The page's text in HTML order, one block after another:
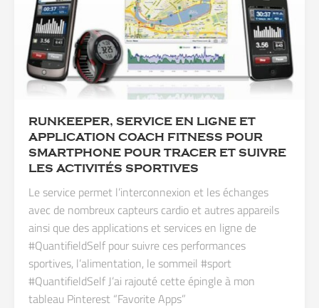
RUNKEEPER, SERVICE EN LIGNE ET
APPLICATION COACH FITNESS POUR
SMARTPHONE POUR TRACER ET SUIVRE
LES ACTIVITÉS SPORTIVES
Le service permet l’interconnexion et les échanges
avec de nombreux capteurs cardio et autres appareils
ainsi que des applications et services en ligne de
#QuantifieldSelf pour suivre ces performances
sportives, l’alimentation, le sommeil #sport
#QuantifieldSelf J’ai rajouté cette épingle à mon
tableau Pinterest “Favorite Apps”